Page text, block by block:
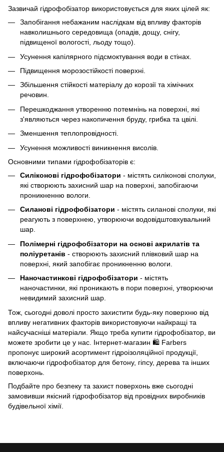
Зазвичай гідрофобізатор використовується для яких цілей як:
Запобігання небажаним наслідкам від впливу факторів
навколишнього середовища (опадів, дощу, снігу,
підвищеної вологості, льоду тощо).
Усунення капілярного підсмоктування води в стінах.
Підвищення морозостійкості поверхні.
Збільшення стійкості матеріалу до корозії та хімічних
речовин.
Перешкоджання утворенню потемнінь на поверхні, які
з'являються через накопичення бруду, грибка та цвілі.
Зменшення теплопровідності.
Усунення можливості виникнення висолів.
Основними типами гідрофобізаторів є:
Силіконові гідрофобізатори - містять силіконові сполуки,
які створюють захисний шар на поверхні, запобігаючи
проникненню вологи.
Силанові гідрофобізатори - містять силанові сполуки, які
реагують з поверхнею, утворюючи водовідштовхувальний
шар.
Полімерні гідрофобізатори на основі акрилатів та
поліуретанів - створюють захисний плівковий шар на
поверхні, який запобігає проникненню вологи.
Наночастинкові гідрофобізатори - містять
наночастинки, які проникають в пори поверхні, утворюючи
невидимий захисний шар.
Тож, сьогодні доволі просто захистити будь-яку поверхню від
впливу негативних факторів використовуючи найкращі та
найсучасніші матеріали. Якщо треба купити гідрофобізатор, ви
можете зробити це у нас. Інтернет-магазин 🛍️ Farbers
пропонує широкий асортимент гідроізоляційної продукції,
включаючи гідрофобізатор для бетону, гіпсу, дерева та інших
поверхонь.
Подбайте про безпеку та захист поверхонь вже сьогодні
замовивши якісний гідрофобізатор від провідних виробників
будівельної хімії.